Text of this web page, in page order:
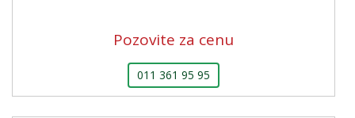
Pozovite za cenu
011 361 95 95